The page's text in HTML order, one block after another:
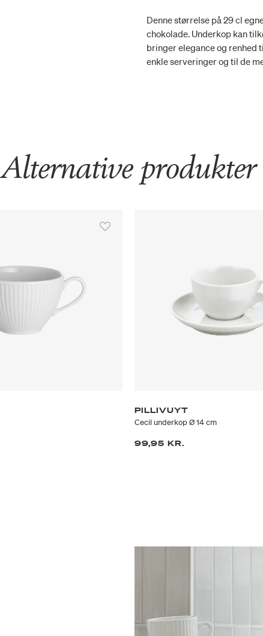
Denne størrelse på 29 cl
chokolade. Underkop kan
bringer elegance og renhed
enkle serveringer og til de
Alternative produkter
PILLIVUYT
Cecil underkop Ø 14 cm
99,95 KR.